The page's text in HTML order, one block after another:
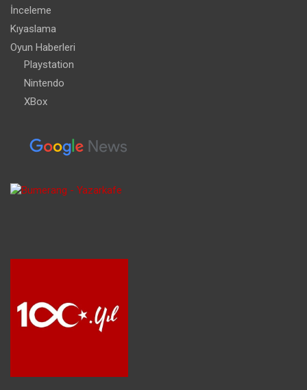
İnceleme
Kıyaslama
Oyun Haberleri
Playstation
Nintendo
XBox